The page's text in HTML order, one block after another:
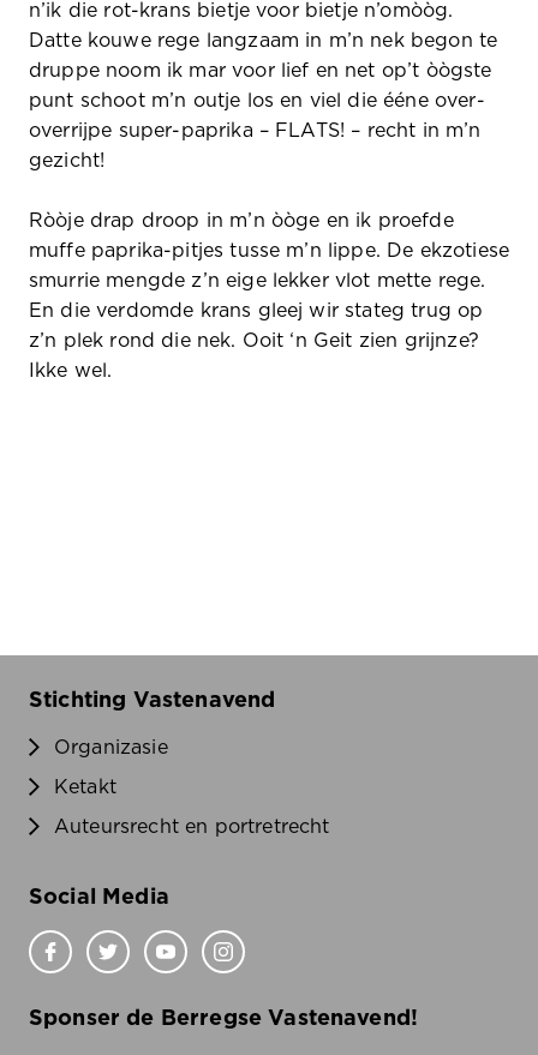
n’ik die rot-krans bietje voor bietje n’omòòg.
Datte kouwe rege langzaam in m’n nek begon te
druppe noom ik mar voor lief en net op’t òògste
punt schoot m’n outje los en viel die ééne over-
overrijpe super-paprika – FLATS! – recht in m’n
gezicht!
Ròòje drap droop in m’n òòge en ik proefde
muffe paprika-pitjes tusse m’n lippe. De ekzotiese
smurrie mengde z’n eige lekker vlot mette rege.
En die verdomde krans gleej wir stateg trug op
z’n plek rond die nek. Ooit ‘n Geit zien grijnze?
Ikke wel.
Stichting Vastenavend
Organizasie
Ketakt
Auteursrecht en portretrecht
Social Media
Sponser de Berregse Vastenavend!